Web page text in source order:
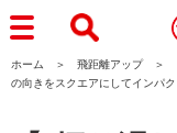
ホーム 飛距離アップ
の向きをスクエアにしてインパク